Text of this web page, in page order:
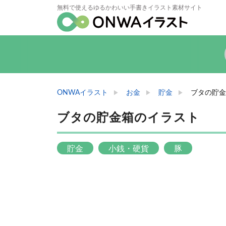
無料で使えるゆるかわいい手書きイラスト素材サイト
ONWAイラスト お金 貯金 ブタの貯
ブタの貯金箱のイラスト
貯金 小銭・硬貨 豚